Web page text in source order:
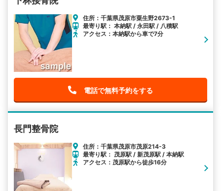
住所：千葉県茂原市粟生野2673-1
最寄り駅： 本納駅 / 永田駅 / 八積駅
アクセス：本納駅から車で7分
電話で無料予約をする
長門整骨院
住所：千葉県茂原市茂原214-3
最寄り駅： 茂原駅 / 新茂原駅 / 本納駅
アクセス：茂原駅から徒歩16分